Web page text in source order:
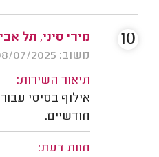
מירי סיני, תל
משוב: 08/07/2025
תיאור השירות:
אילוף בסיסי
חודשיים.
חוות דעת:
10